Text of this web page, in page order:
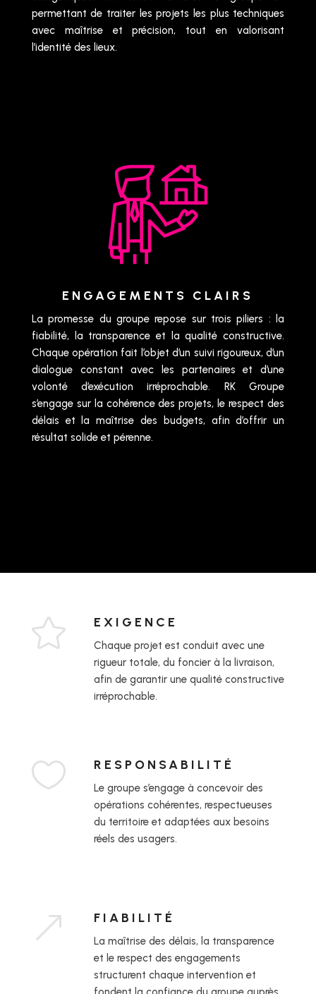
permettant de traiter les projets les plus techniques
avec maîtrise et précision, tout en valorisant
l’identité des lieux.
ENGAGEMENTS CLAIRS
La promesse du groupe repose sur trois piliers : la
fiabilité, la transparence et la qualité constructive.
Chaque opération fait l’objet d’un suivi rigoureux, d’un
dialogue constant avec les partenaires et d’une
volonté d’exécution irréprochable. RK Groupe
s’engage sur la cohérence des projets, le respect des
délais et la maîtrise des budgets, afin d’offrir un
résultat solide et pérenne.
 EXIGENCE
Chaque projet est conduit avec une
rigueur totale, du foncier à la livraison,
afin de garantir une qualité constructive
irréprochable.
 RESPONSABILITÉ
Le groupe s’engage à concevoir des
opérations cohérentes, respectueuses
du territoire et adaptées aux besoins
réels des usagers.
& FIABILITÉ
La maîtrise des délais, la transparence
et le respect des engagements
structurent chaque intervention et